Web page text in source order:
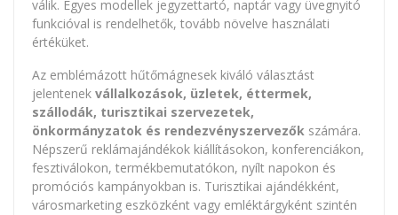
válik. Egyes modellek jegyzettartó, naptár vagy üvegnyitó
funkcióval is rendelhetők, tovább növelve használati
értéküket.
Az emblémázott hűtőmágnesek kiváló választást
jelentenek vállalkozások, üzletek, éttermek,
szállodák, turisztikai szervezetek,
önkormányzatok és rendezvényszervezők számára.
Népszerű reklámajándékok kiállításokon, konferenciákon,
fesztiválokon, termékbemutatókon, nyílt napokon és
promóciós kampányokban is. Turisztikai ajándékként,
városmarketing eszközként vagy emléktárgyként szintén